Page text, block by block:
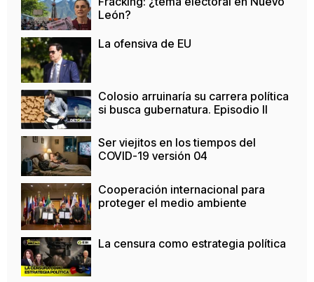
León?
La ofensiva de EU
Colosio arruinaría su carrera política
si busca gubernatura. Episodio II
Ser viejitos en los tiempos del
COVID-19 versión 04
Cooperación internacional para
proteger el medio ambiente
La censura como estrategia política